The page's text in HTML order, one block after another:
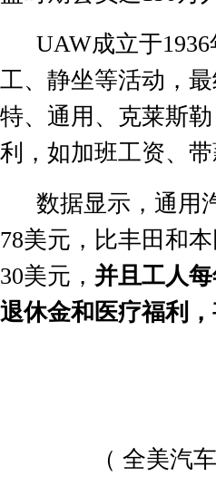
UAW成立于1936
工、静坐等活动，
特、通用、克莱斯勒
利，如加班工资、
数据显示，通用
78美元，比丰田和
30美元， 并且工人
退休金和医疗福利
（ 全美汽